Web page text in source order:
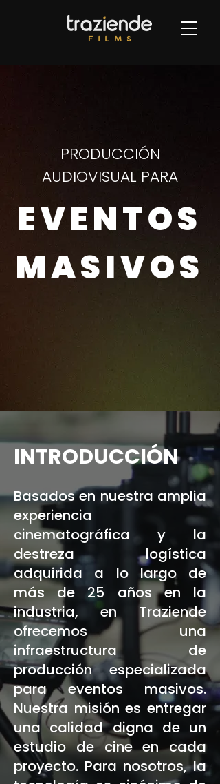
PRODUCCIÓN
AUDIOVISUAL PARA
EVENTOS
MASIVOS
INTRODUCCIÓN
Basados en nuestra amplia
experiencia
cinematográfica y la
destreza logística
adquirida a lo largo de
más de 25 años en la
industria, en Traziende
ofrecemos una
infraestructura de
producción especializada
para eventos masivos.
Nuestra misión es entregar
una calidad digna de un
estudio de cine en cada
proyecto. Para nosotros, la